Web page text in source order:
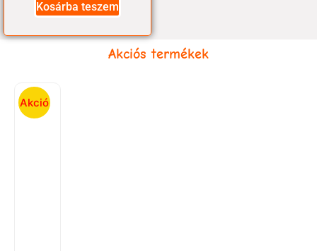
Kosárba teszem
Akciós termékek
Akció